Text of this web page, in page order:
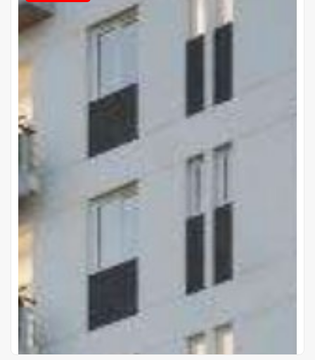
Proyectos Terminados
Mangore
Israel y Marco de Brix, Las Mercedes, Asunción
Precio desde Gs 1.018.000.000
Gs 12.320.000